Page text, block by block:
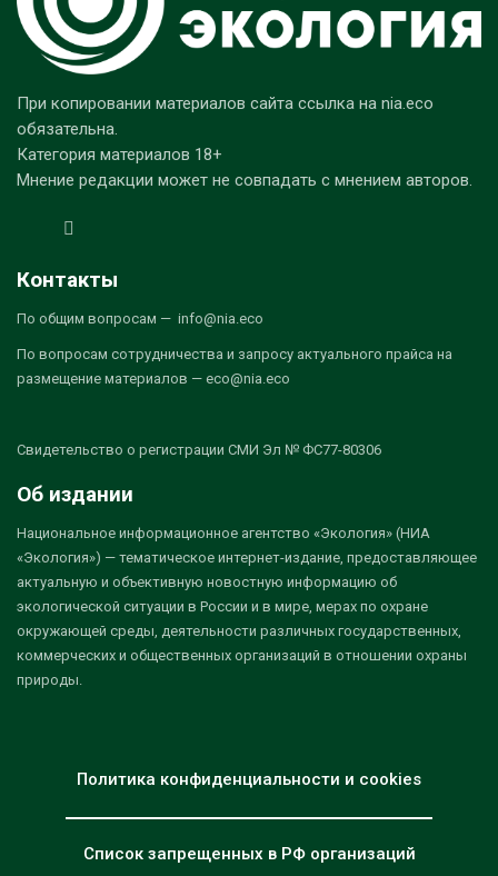
При копировании материалов сайта ссылка на nia.eco
обязательна.
Категория материалов 18+
Мнение редакции может не совпадать с мнением авторов.
Контакты
По общим вопросам — info@nia.eco
По вопросам сотрудничества и запросу актуального прайса на
размещение материалов — eco@nia.eco
Свидетельство о регистрации СМИ Эл № ФС77-80306
Об издании
Национальное информационное агентство «Экология» (НИА
«Экология») — тематическое интернет-издание, предоставляющее
актуальную и объективную новостную информацию об
экологической ситуации в России и в мире, мерах по охране
окружающей среды, деятельности различных государственных,
коммерческих и общественных организаций в отношении охраны
природы.
Политика конфиденциальности и cookies
Список запрещенных в РФ организаций